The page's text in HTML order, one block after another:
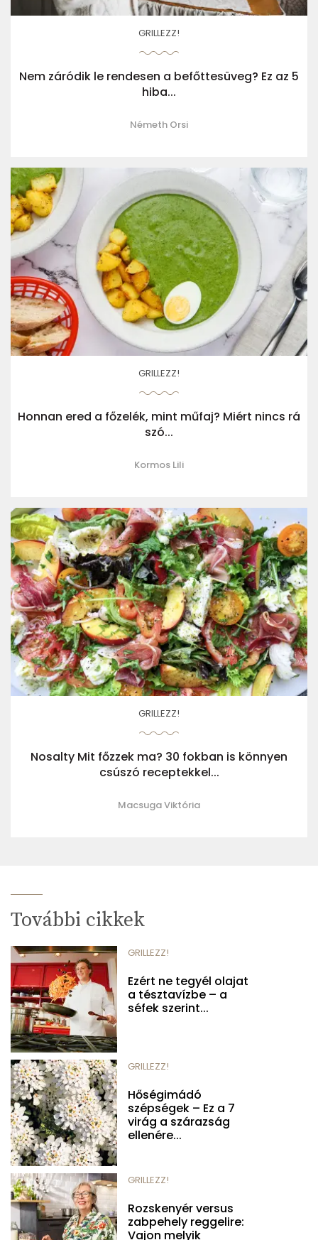
GRILLEZZ!
Nem záródik le rendesen a befőttesüveg? Ez az 5
hiba...
Németh Orsi
GRILLEZZ!
Honnan ered a főzelék, mint műfaj? Miért nincs rá
szó...
Kormos Lili
GRILLEZZ!
Nosalty Mit főzzek ma? 30 fokban is könnyen
csúszó receptekkel...
Macsuga Viktória
További cikkek
GRILLEZZ!
Ezért ne tegyél olajat
a tésztavízbe – a
séfek szerint...
GRILLEZZ!
Hőségimádó
szépségek – Ez a 7
virág a szárazság
ellenére...
GRILLEZZ!
Rozskenyér versus
zabpehely reggelire:
Vajon melyik